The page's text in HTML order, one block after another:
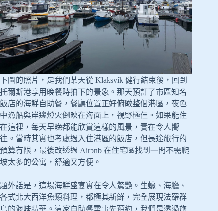
下圖的照片，是我們某天從 Klaksvík 健行結束後，回到
托爾斯港享用晚餐時拍下的景象。那天預訂了市區知名
飯店的海鮮自助餐，餐廳位置正好俯瞰整個港區，夜色
中漁船與岸邊燈火倒映在海面上，視野極佳。如果能住
在這裡，每天早晚都能欣賞這樣的風景，實在令人嚮
往。當時其實也考慮過入住港區的飯店，但長途旅行的
預算有限，最後改透過 Airbnb 在住宅區找到一間不需爬
坡太多的公寓，舒適又方便。
題外話是，這場海鮮盛宴實在令人驚艷。生蠔、海膽、
各式北大西洋魚類料理，都極其新鮮，完全展現法羅群
島的海味精華。這家自助餐需事先預約，我們是透過旅